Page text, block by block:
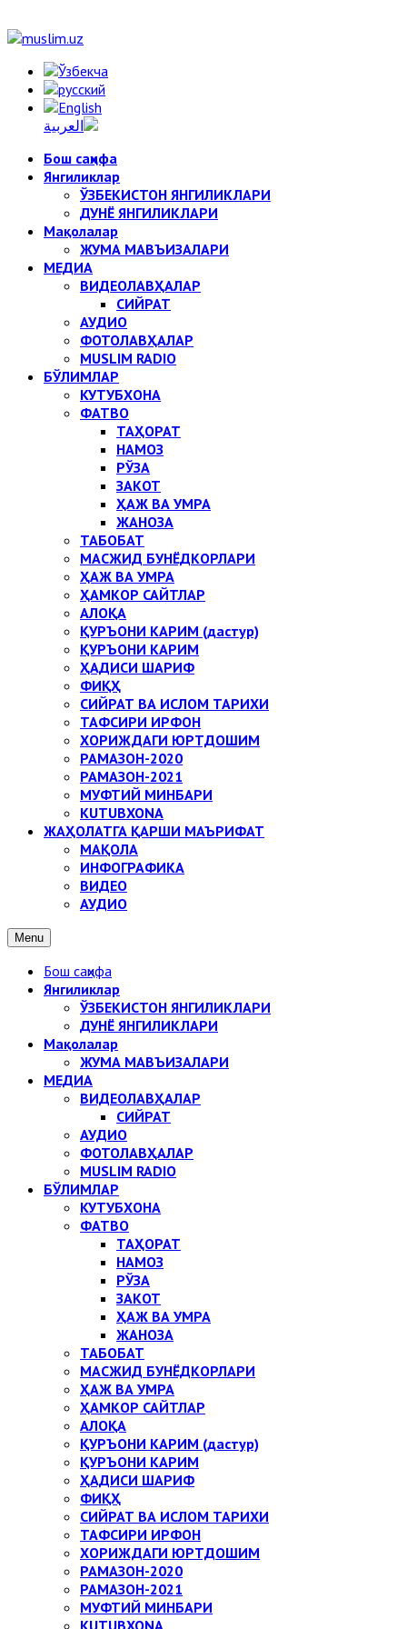
Бош саҳифа
Янгиликлар
ЎЗБЕКИСТОН ЯНГИЛИКЛАРИ
ДУНЁ ЯНГИЛИКЛАРИ
Мақолалар
ЖУМА МАВЪИЗАЛАРИ
МЕДИА
ВИДЕОЛАВҲАЛАР
СИЙРАТ
АУДИО
ФОТОЛАВҲАЛАР
MUSLIM RADIO
БЎЛИМЛАР
КУТУБХОНА
ФАТВО
ТАҲОРАТ
НАМОЗ
РЎЗА
ЗАКОТ
ҲАЖ ВА УМРА
ЖАНОЗА
ТАБОБАТ
МАСЖИД БУНЁДКОРЛАРИ
ҲАЖ ВА УМРА
ҲАМКОР САЙТЛАР
АЛОҚА
ҚУРЪОНИ КАРИМ (дастур)
ҚУРЪОНИ КАРИМ
ҲАДИСИ ШАРИФ
ФИҚҲ
СИЙРАТ ВА ИСЛОМ ТАРИХИ
ТАФСИРИ ИРФОН
ХОРИЖДАГИ ЮРТДОШИМ
РАМАЗОН-2020
РАМАЗОН-2021
МУФТИЙ МИНБАРИ
KUTUBXONA
ЖАҲОЛАТГА ҚАРШИ МАЪРИФАТ
МАҚОЛА
ИНФОГРАФИКА
ВИДЕО
АУДИО
Menu
Бош саҳифа
Янгиликлар
ЎЗБЕКИСТОН ЯНГИЛИКЛАРИ
ДУНЁ ЯНГИЛИКЛАРИ
Мақолалар
ЖУМА МАВЪИЗАЛАРИ
МЕДИА
ВИДЕОЛАВҲАЛАР
СИЙРАТ
АУДИО
ФОТОЛАВҲАЛАР
MUSLIM RADIO
БЎЛИМЛАР
КУТУБХОНА
ФАТВО
ТАҲОРАТ
НАМОЗ
РЎЗА
ЗАКОТ
ҲАЖ ВА УМРА
ЖАНОЗА
ТАБОБАТ
МАСЖИД БУНЁДКОРЛАРИ
ҲАЖ ВА УМРА
ҲАМКОР САЙТЛАР
АЛОҚА
ҚУРЪОНИ КАРИМ (дастур)
ҚУРЪОНИ КАРИМ
ҲАДИСИ ШАРИФ
ФИҚҲ
СИЙРАТ ВА ИСЛОМ ТАРИХИ
ТАФСИРИ ИРФОН
ХОРИЖДАГИ ЮРТДОШИМ
РАМАЗОН-2020
РАМАЗОН-2021
МУФТИЙ МИНБАРИ
KUTUBXONA